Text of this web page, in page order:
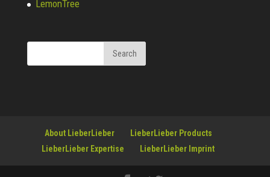
LemonTree
About LieberLieber
LieberLieber Products
LieberLieber Expertise
LieberLieber Imprint